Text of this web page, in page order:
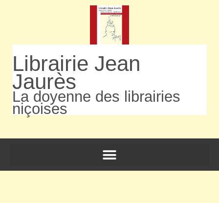
Librairie Jean
Jaurès
La doyenne des librairies
niçoises